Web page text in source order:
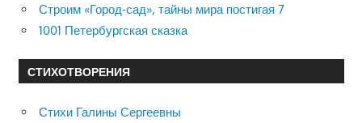
Строим «Город-сад», тайны мира постигая 7
1001 Петербургская сказка
СТИХОТВОРЕНИЯ
Стихи Галины Сергеевны